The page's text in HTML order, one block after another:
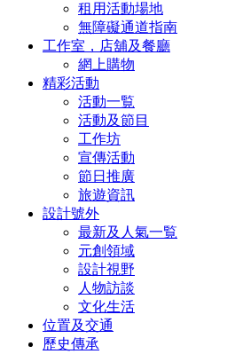
租用活動場地
無障礙通道指南
工作室，店舖及餐廳
網上購物
精彩活動
活動一覧
活動及節目
工作坊
宣傳活動
節日推廣
旅遊資訊
設計號外
最新及人氣一覧
元創領域
設計視野
人物訪談
文化生活
位置及交通
歷史傳承